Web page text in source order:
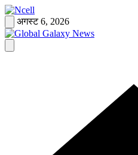
Skip
to
content
अगस्ट 6, 2026